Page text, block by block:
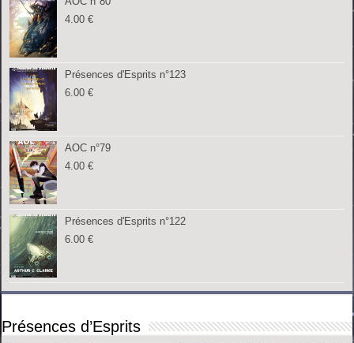
4.00€
Présences d'Esprits n°123
6.00€
AOC n°79
4.00€
Présences d'Esprits n°122
6.00€
Présences d’Esprits